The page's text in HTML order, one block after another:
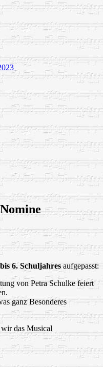
6. Schuljahresaufgepasst:
von Petra Schulke feiert
ganz Besonderes
das Musical